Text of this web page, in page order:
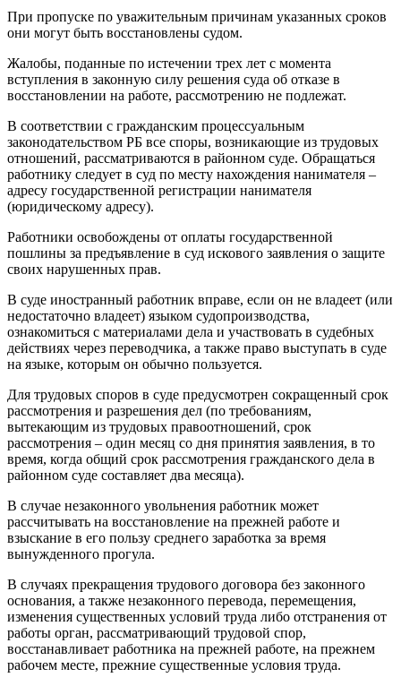
При пропуске по уважительным причинам указанных сроков
они могут быть восстановлены судом.
Жалобы, поданные по истечении трех лет с момента
вступления в законную силу решения суда об отказе в
восстановлении на работе, рассмотрению не подлежат.
В соответствии с гражданским процессуальным
законодательством РБ все споры, возникающие из трудовых
отношений, рассматриваются в районном суде. Обращаться
работнику следует в суд по месту нахождения нанимателя –
адресу государственной регистрации нанимателя
(юридическому адресу).
Работники освобождены от оплаты государственной
пошлины за предъявление в суд искового заявления о защите
своих нарушенных прав.
В суде иностранный работник вправе, если он не владеет (или
недостаточно владеет) языком судопроизводства,
ознакомиться с материалами дела и участвовать в судебных
действиях через переводчика, а также право выступать в суде
на языке, которым он обычно пользуется.
Для трудовых споров в суде предусмотрен сокращенный срок
рассмотрения и разрешения дел (по требованиям,
вытекающим из трудовых правоотношений, срок
рассмотрения – один месяц со дня принятия заявления, в то
время, когда общий срок рассмотрения гражданского дела в
районном суде составляет два месяца).
В случае незаконного увольнения работник может
рассчитывать на восстановление на прежней работе и
взыскание в его пользу среднего заработка за время
вынужденного прогула.
В случаях прекращения трудового договора без законного
основания, а также незаконного перевода, перемещения,
изменения существенных условий труда либо отстранения от
работы орган, рассматривающий трудовой спор,
восстанавливает работника на прежней работе, на прежнем
рабочем месте, прежние существенные условия труда.